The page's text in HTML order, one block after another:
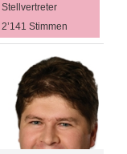
Stellvertreter
2’141 Stimmen